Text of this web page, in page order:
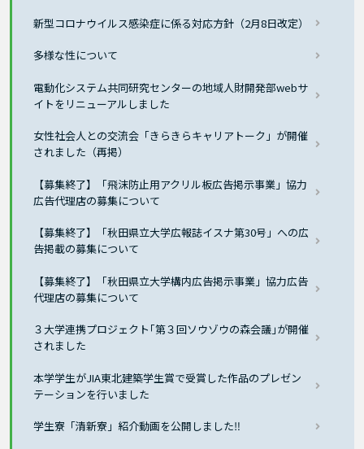
新型コロナウイルス感染症に係る対応方針（2月8日改定）
多様な性について
電動化システム共同研究センターの地域人財開発部webサ
イトをリニューアルしました
女性社会人との交流会「きらきらキャリアトーク」が開催
されました（再掲）
【募集終了】「飛沫防止用アクリル板広告掲示事業」協力
広告代理店の募集について
【募集終了】「秋田県立大学広報誌イスナ第30号」への広
告掲載の募集について
【募集終了】「秋田県立大学構内広告掲示事業」協力広告
代理店の募集について
３大学連携プロジェクト｢第３回ソウゾウの森会議｣が開催
されました
本学学生がJIA東北建築学生賞で受賞した作品のプレゼン
テーションを行いました
学生寮「清新寮」紹介動画を公開しました‼